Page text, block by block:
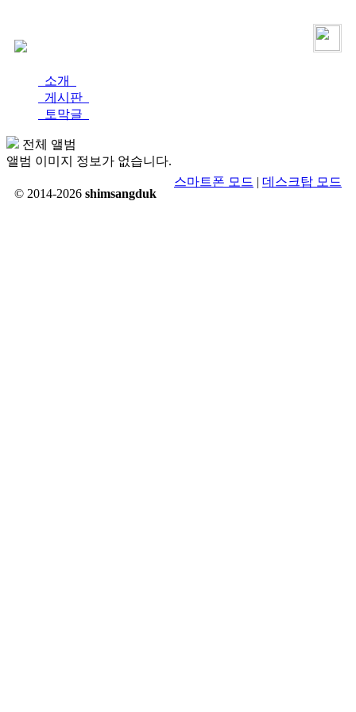
소개
게시판
토막글
전체 앨범
앨범 이미지 정보가 없습니다.
© 2014-2026 shimsangduk
스마트폰 모드 | 데스크탑 모드